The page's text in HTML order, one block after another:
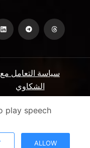
سياسة التعامل مع
الشكاوي
ميثاق المتعاملين
play speech
ALLOW